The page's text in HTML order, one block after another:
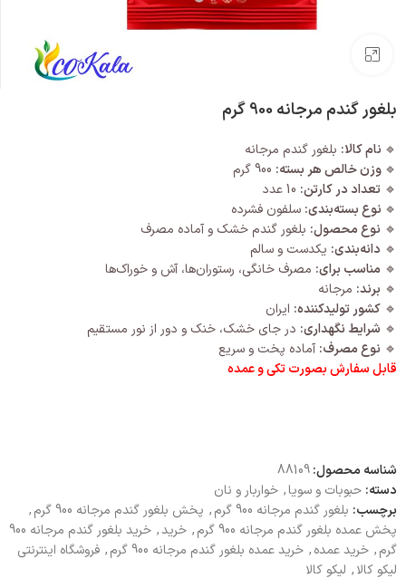
بلغور گندم مرجانه 900 گرم
🔹 نام کالا: بلغور گندم مرجانه
🔹 وزن خالص هر بسته:
🔹 تعداد در کارتن:
🔹 نوع بسته‌بندی: سلفون فشرده
🔹 نوع محصول: بلغور گندم خشک و آماده مصرف
🔹 دانه‌بندی: یکدست و سالم
🔹 مناسب برای: مصرف خانگی، رستوران‌ها، آش و خوراک‌ها
🔹 برند: مرجانه
🔹 کشور تولیدکننده: ایران
🔹 شرایط نگهداری: در جای خشک، خنک و دور از نور مستقیم
🔹 نوع مصرف: آماده پخت و سریع
قابل سفارش بصورت تکی و عمده
شناسه محصول:88109
دسته: حبوبات و سویا, خواربار و نان
برچسب: بلغور گندم مرجانه 900 گرم , پخش بلغور گندم مرجانه 900 گرم
,
پخش عمده بلغور گندم مرجانه 900 گرم
, خرید,
خرید بلغور گندم مرجانه 900
گرم, خرید عمده, خرید عمده بلغور گندم مرجانه 900 گرم , فروشگاه اینترنتی
لیکو کالا, لیکو کالا